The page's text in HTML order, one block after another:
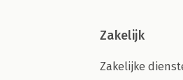
Zakelijk
Zakelijke